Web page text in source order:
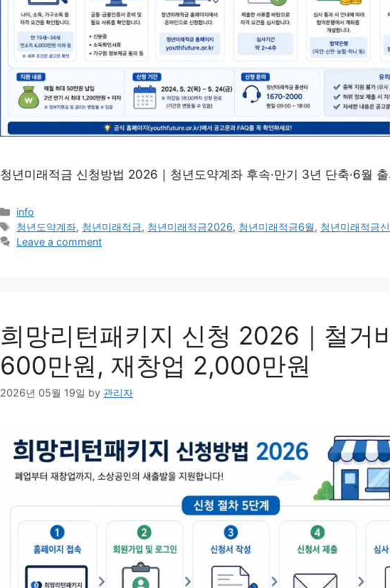
청년미래적금 신청방법 2026｜청년도약계좌 후속·만기 3년 단축·6월
Categories
info
Tags
청년도약계좌, 청년미래적금, 청년미래적금2026, 청년미래적금6월, 청년미래적금
Leave a comment
희망리턴패키지 신청 2026｜철거
600만원, 재창업 2,000만원
2026년 05월 19일 by 관리자